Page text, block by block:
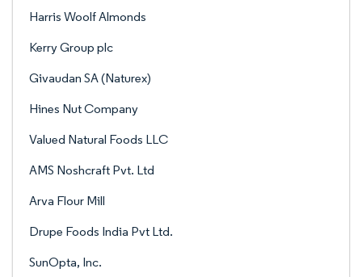
Harris Woolf Almonds
Kerry Group plc
Givaudan SA (Naturex)
Hines Nut Company
Valued Natural Foods LLC
AMS Noshcraft Pvt. Ltd
Arva Flour Mill
Drupe Foods India Pvt Ltd.
SunOpta, Inc.